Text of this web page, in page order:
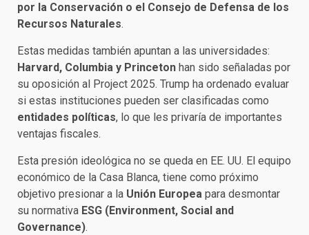
por la Conservación o el Consejo de Defensa de los
Recursos Naturales.
Estas medidas también apuntan a las universidades:
Harvard, Columbia y Princeton han sido señaladas por
su oposición al Project 2025. Trump ha ordenado evaluar
si estas instituciones pueden ser clasificadas como
entidades políticas, lo que les privaría de importantes
ventajas fiscales.
Esta presión ideológica no se queda en EE. UU. El equipo
económico de la Casa Blanca, tiene como próximo
objetivo presionar a la Unión Europea para desmontar
su normativa ESG (Environment, Social and
Governance).